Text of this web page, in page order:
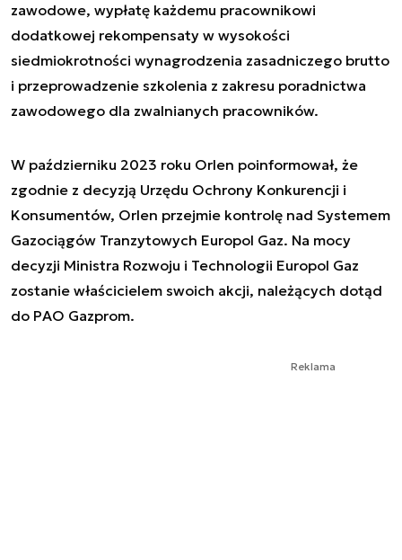
zawodowe, wypłatę każdemu pracownikowi
dodatkowej rekompensaty w wysokości
siedmiokrotności wynagrodzenia zasadniczego brutto
i przeprowadzenie szkolenia z zakresu poradnictwa
zawodowego dla zwalnianych pracowników.
W październiku 2023 roku Orlen poinformował, że
zgodnie z decyzją Urzędu Ochrony Konkurencji i
Konsumentów, Orlen przejmie kontrolę nad Systemem
Gazociągów Tranzytowych Europol Gaz. Na mocy
decyzji Ministra Rozwoju i Technologii Europol Gaz
zostanie właścicielem swoich akcji, należących dotąd
do PAO Gazprom.
Reklama